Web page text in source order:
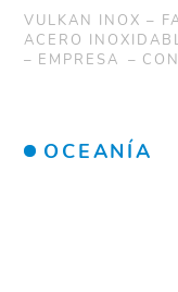
VULKAN INOX –
ACERO
EMPRESA
OCEANÍA